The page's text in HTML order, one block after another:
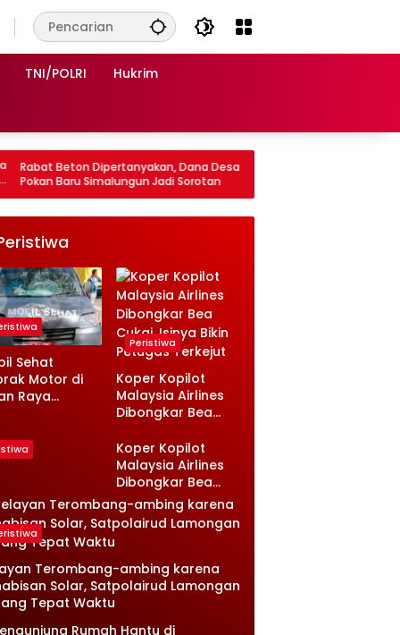
TNI/POLRI Hukrim
Dana Desa
Jadi Sorotan
20 Awak KMN ENTOK Belum Kembali, Polisi
Perkuat Pencarian di Perairan Kangean
Lamongan
Sehat
Motor di
Raya
Peristiwa
Koper Kopilot
Malaysia Airlines
Dibongkar Bea
Petugas Terkejut
Koper Kopilot
Malaysia Airlines
Dibongkar Bea
Cukai, Isinya Bikin
Petugas Terkejut
Terombang-ambing karena
Solar, Satpolairud Lamongan
Tepat Waktu